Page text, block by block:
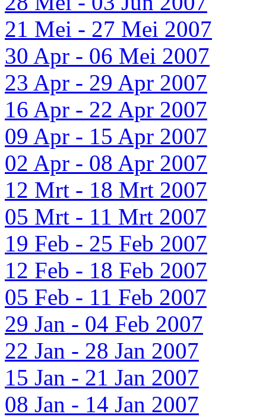
21 Mei - 27 Mei 2007
30 Apr - 06 Mei 2007
23 Apr - 29 Apr 2007
16 Apr - 22 Apr 2007
09 Apr - 15 Apr 2007
02 Apr - 08 Apr 2007
12 Mrt - 18 Mrt 2007
05 Mrt - 11 Mrt 2007
19 Feb - 25 Feb 2007
12 Feb - 18 Feb 2007
05 Feb - 11 Feb 2007
29 Jan - 04 Feb 2007
22 Jan - 28 Jan 2007
15 Jan - 21 Jan 2007
08 Jan - 14 Jan 2007